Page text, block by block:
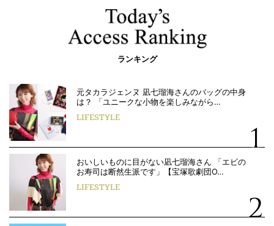
ランキング
元タカラジェンヌ 凪七瑠海さんのバッグの中身
は？ 「ユニークな小物を楽しみながら…
LIFESTYLE
おいしいものに目がない凪七瑠海さん 「エビの
お寿司は断然生派です」【宝塚歌劇団O…
LIFESTYLE